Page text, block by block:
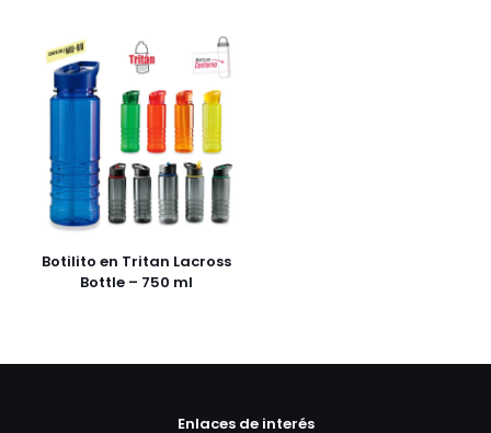
Botilito en Tritan Lacross
Bottle – 750 ml
Enlaces de interés